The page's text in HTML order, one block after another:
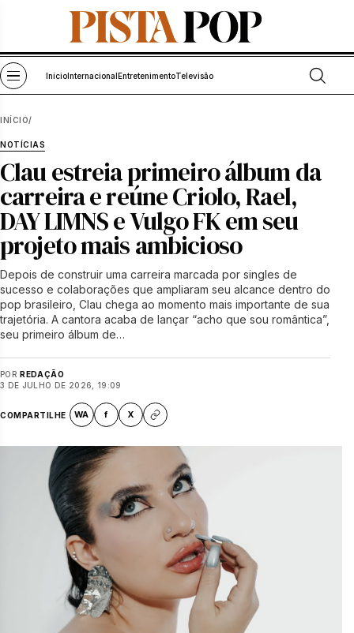
Pular para o conteúdo
Abrir menu
Início Internacional EntretenimentoTelevisão Abrir
INÍCIO/
NOTÍCIAS
Clau estreia primeiro álbum da
carreira e reúne Criolo, Rael,
DAY LIMNS e Vulgo FK em seu
projeto mais ambicioso
Depois de construir uma carreira marcada por singles de
sucesso e colaborações que ampliaram seu alcance dentro do
pop brasileiro, Clau chega ao momento mais importante de sua
trajetória. A cantora acaba de lançar “acho que sou romântica”,
seu primeiro álbum de…
POR REDAÇÃO
3 DE JULHO DE 2026, 19:09
COMPARTILHE WA f X